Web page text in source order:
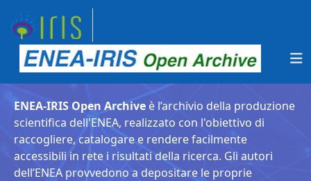
ENEA-IRIS Open Archive è l’archivio della produzione
scientifica dell'ENEA, realizzato con l'obiettivo di
raccogliere, catalogare e rendere facilmente
accessibili in rete i risultati della ricerca. Gli autori
dell’ENEA provvedono a depositare le proprie